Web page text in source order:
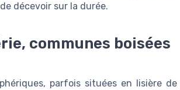
décevoir sur la durée.
communes boisées
parfois situées en lisière de